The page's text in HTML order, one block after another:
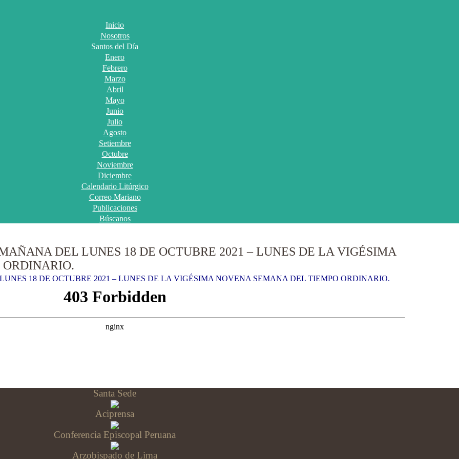
Inicio
Nosotros
Santos del Día
Enero
Febrero
Marzo
Abril
Mayo
Junio
Julio
Agosto
Setiembre
Octubre
Noviembre
Diciembre
Calendario Litúrgico
Correo Mariano
Publicaciones
Búscanos
DEL LUNES 18 DE OCTUBRE 2021 – LUNES DE LA VIGÉSIMA
18 DE OCTUBRE 2021 – LUNES DE LA VIGÉSIMA NOVENA SEMANA DEL TIEMPO ORDINARIO.
Santa Sede
Aciprensa
Conferencia Episcopal Peruana
Arzobispado de Lima